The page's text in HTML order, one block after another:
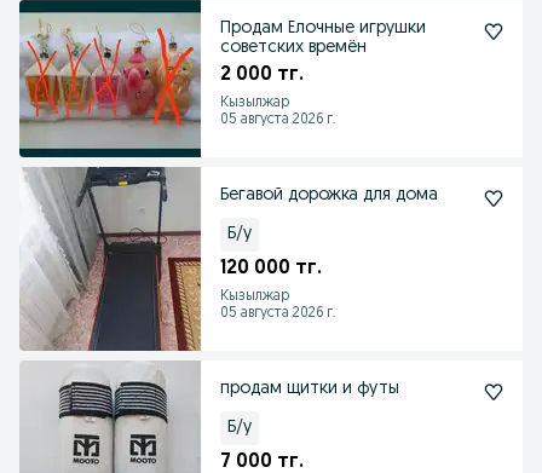
Продам Елочные игрушки
советских времён
2 000 тг.
Кызылжар
05 августа 2026 г.
Бегавой дорожка для дома
Б/у
120 000 тг.
Кызылжар
05 августа 2026 г.
продам щитки и футы
Б/у
7 000 тг.